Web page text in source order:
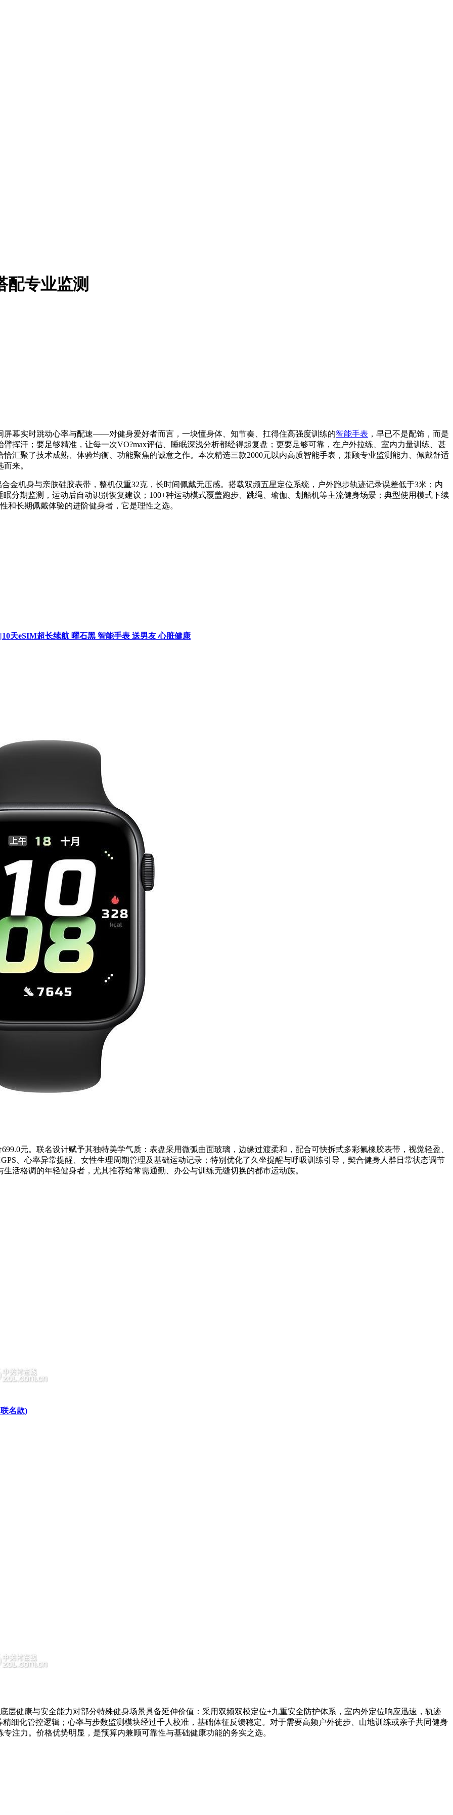
配专业监测
幕实时跳动心率与配速——对健身爱好者而言，一块懂身体、知节奏、扛得住高强度训练的智能手表 ，早已不是配饰，而是
挥汗；要足够精准，让每一次VO?max评估、睡眠深浅分析都经得起复盘；更要足够可靠，在户外拉练、室内力量训练、甚
汇聚了技术成熟、体验均衡、功能聚焦的诚意之作。本次精选三款2000元以内高质智能手表，兼顾专业监测能力、佩戴舒适
来。
金机身与亲肤硅胶表带，整机仅重32克，长时间佩戴无压感。搭载双频五星定位系统，户外跑步轨迹记录误差低于3米；内
分期监测，运动后自动识别恢复建议；100+种运动模式覆盖跑步、跳绳、瑜伽、划船机等主流健身场景；典型使用模式下续
和长期佩戴体验的进阶健身者，它是理性之选。
天eSIM超长续航 曜石黑 智能手表 送男友 心脏健康
元。联名设计赋予其独特美学气质：表盘采用微弧曲面玻璃，边缘过渡柔和，配合可快拆式多彩氟橡胶表带，视觉轻盈、
、心率异常提醒、女性生理周期管理及基础运动记录；特别优化了久坐提醒与呼吸训练引导，契合健身人群日常状态调节
活格调的年轻健身者，尤其推荐给常需通勤、办公与训练无缝切换的都市运动族。
名款)
层健康与安全能力对部分特殊健身场景具备延伸价值：采用双频双模定位+九重安全防护体系，室内外定位响应迅速，轨迹
细化管控逻辑；心率与步数监测模块经过千人校准，基础体征反馈稳定。对于需要高频户外徒步、山地训练或亲子共同健身
注力。价格优势明显，是预算内兼顾可靠性与基础健康功能的务实之选。